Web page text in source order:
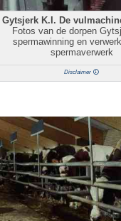
Gytsjerk K.I. De
Fotos van de dorpen
spermawinning en
spermaverwerk
Disclaimer